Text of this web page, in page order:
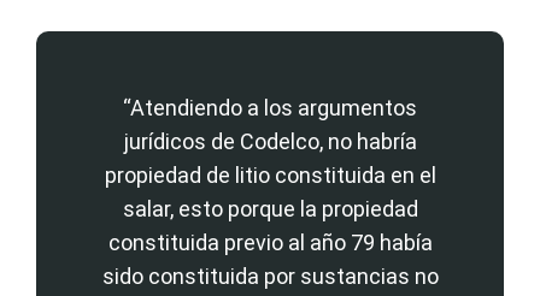
“Atendiendo a los argumentos
jurídicos de Codelco, no habría
propiedad de litio constituida en el
salar, esto porque la propiedad
constituida previo al año 79 había
sido constituida por sustancias no